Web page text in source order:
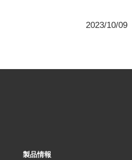
2023/10/09
製品情報